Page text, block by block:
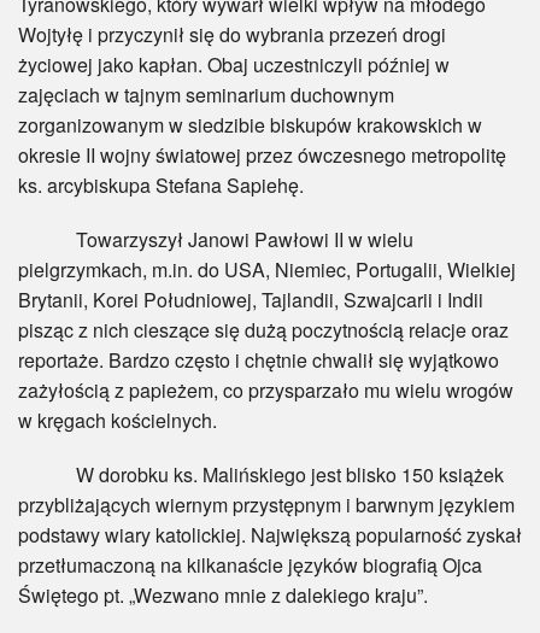
Wojtyłę i przyczynił się do wybrania przezeń drogi
życiowej jako kapłan. Obaj uczestniczyli później w
zajęciach w tajnym seminarium duchownym
zorganizowanym w siedzibie biskupów krakowskich w
okresie II wojny światowej przez ówczesnego metropolitę
ks. arcybiskupa Stefana Sapiehę.
Towarzyszył Janowi Pawłowi II w wielu
pielgrzymkach, m.in. do USA, Niemiec, Portugalii, Wielkiej
Brytanii, Korei Południowej, Tajlandii, Szwajcarii i Indii
pisząc z nich cieszące się dużą poczytnością relacje oraz
reportaże. Bardzo często i chętnie chwalił się wyjątkowo
zażyłością z papieżem, co przysparzało mu wielu wrogów
w kręgach kościelnych.
W dorobku ks. Malińskiego jest blisko 150 książek
przybliżających wiernym przystępnym i barwnym językiem
podstawy wiary katolickiej. Największą popularność zyskał
przetłumaczoną na kilkanaście języków biografią Ojca
Świętego pt. „Wezwano mnie z dalekiego kraju”.